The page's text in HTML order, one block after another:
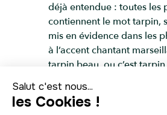
déjà entendue : toutes les
contiennent le mot tarpin,
mis en évidence dans les
à l’accent chantant
tarpin beau, ou c’est
exemple, signifie qu’il fait
que c’est trop cher. Cette
est familière, mais pas